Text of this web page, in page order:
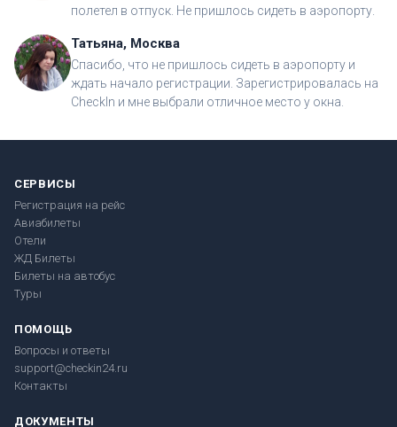
полетел в отпуск. Не пришлось сидеть в аэропорту.
Татьяна, Москва
Спасибо, что не пришлось сидеть в аэропорту и
ждать начало регистрации. Зарегистрировалась на
CheckIn и мне выбрали отличное место у окна.
СЕРВИСЫ
Регистрация на рейс
Авиабилеты
Отели
ЖД Билеты
Билеты на автобус
Туры
ПОМОЩЬ
Вопросы и ответы
support@checkin24.ru
Контакты
ДОКУМЕНТЫ